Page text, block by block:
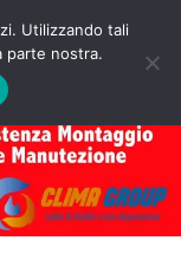
MENU
Utilizzando tali
parte nostra.